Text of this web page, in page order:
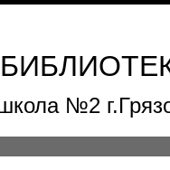
№2